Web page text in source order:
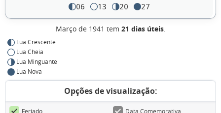
06 13 20 27
Março de 1941 tem 21 dias úteis.
Lua Crescente
Lua Cheia
Lua Minguante
Lua Nova
Opções de visualização:
Feriado
Data Comemorativa